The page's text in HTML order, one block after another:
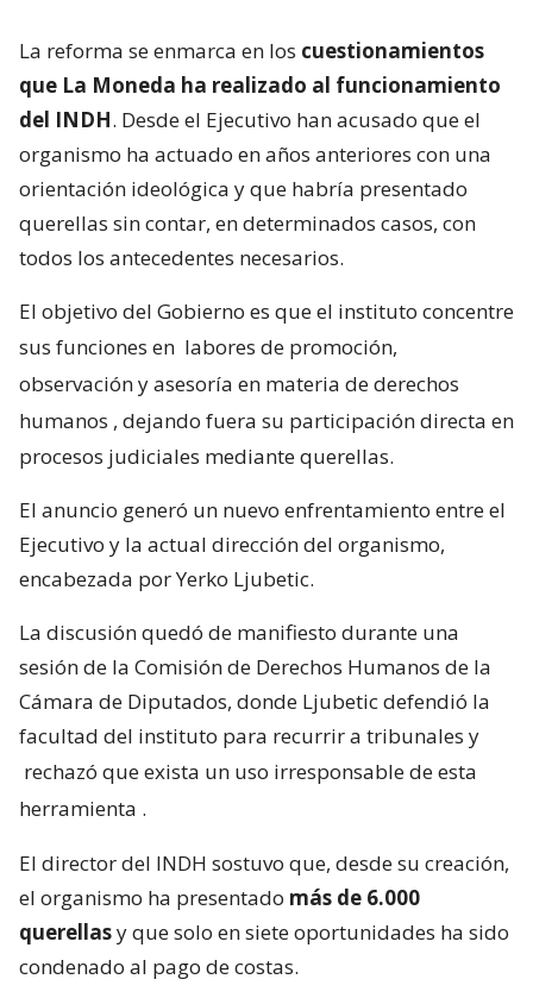
La reforma se enmarca en los cuestionamientos
que La Moneda ha realizado al funcionamiento
del INDH. Desde el Ejecutivo han acusado que el
organismo ha actuado en años anteriores con una
orientación ideológica y que habría presentado
querellas sin contar, en determinados casos, con
todos los antecedentes necesarios.
El objetivo del Gobierno es que el instituto concentre
sus funciones en labores de promoción,
observación y asesoría en materia de derechos
humanos , dejando fuera su participación directa en
procesos judiciales mediante querellas.
El anuncio generó un nuevo enfrentamiento entre el
Ejecutivo y la actual dirección del organismo,
encabezada por Yerko Ljubetic.
La discusión quedó de manifiesto durante una
sesión de la Comisión de Derechos Humanos de la
Cámara de Diputados, donde Ljubetic defendió la
facultad del instituto para recurrir a tribunales y
rechazó que exista un uso irresponsable de esta
herramienta .
El director del INDH sostuvo que, desde su creación,
el organismo ha presentado más de 6.000
querellasy que solo en siete oportunidades ha sido
condenado al pago de costas.